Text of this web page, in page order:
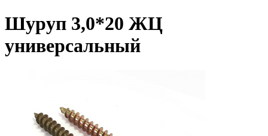
Шуруп 3,0*20 ЖЦ
универсальный